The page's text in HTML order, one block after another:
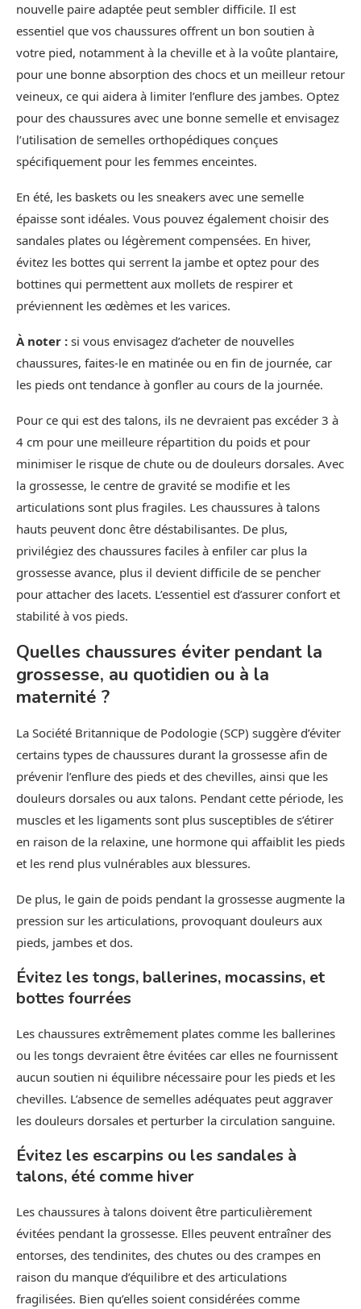
nouvelle paire adaptée peut sembler difficile. Il est
essentiel que vos chaussures offrent un bon soutien à
votre pied, notamment à la cheville et à la voûte plantaire,
pour une bonne absorption des chocs et un meilleur retour
veineux, ce qui aidera à limiter l’enflure des jambes. Optez
pour des chaussures avec une bonne semelle et envisagez
l’utilisation de semelles orthopédiques conçues
spécifiquement pour les femmes enceintes.
En été, les baskets ou les sneakers avec une semelle
épaisse sont idéales. Vous pouvez également choisir des
sandales plates ou légèrement compensées. En hiver,
évitez les bottes qui serrent la jambe et optez pour des
bottines qui permettent aux mollets de respirer et
préviennent les œdèmes et les varices.
À noter : si vous envisagez d’acheter de nouvelles
chaussures, faites-le en matinée ou en fin de journée, car
les pieds ont tendance à gonfler au cours de la journée.
Pour ce qui est des talons, ils ne devraient pas excéder 3 à
4 cm pour une meilleure répartition du poids et pour
minimiser le risque de chute ou de douleurs dorsales. Avec
la grossesse, le centre de gravité se modifie et les
articulations sont plus fragiles. Les chaussures à talons
hauts peuvent donc être déstabilisantes. De plus,
privilégiez des chaussures faciles à enfiler car plus la
grossesse avance, plus il devient difficile de se pencher
pour attacher des lacets. L’essentiel est d’assurer confort et
stabilité à vos pieds.
Quelles chaussures éviter pendant la
grossesse, au quotidien ou à la
maternité ?
La Société Britannique de Podologie (SCP) suggère d’éviter
certains types de chaussures durant la grossesse afin de
prévenir l’enflure des pieds et des chevilles, ainsi que les
douleurs dorsales ou aux talons. Pendant cette période, les
muscles et les ligaments sont plus susceptibles de s’étirer
en raison de la relaxine, une hormone qui affaiblit les pieds
et les rend plus vulnérables aux blessures.
De plus, le gain de poids pendant la grossesse augmente la
pression sur les articulations, provoquant douleurs aux
pieds, jambes et dos.
Évitez les tongs, ballerines, mocassins, et
bottes fourrées
Les chaussures extrêmement plates comme les ballerines
ou les tongs devraient être évitées car elles ne fournissent
aucun soutien ni équilibre nécessaire pour les pieds et les
chevilles. L’absence de semelles adéquates peut aggraver
les douleurs dorsales et perturber la circulation sanguine.
Évitez les escarpins ou les sandales à
talons, été comme hiver
Les chaussures à talons doivent être particulièrement
évitées pendant la grossesse. Elles peuvent entraîner des
entorses, des tendinites, des chutes ou des crampes en
raison du manque d’équilibre et des articulations
fragilisées. Bien qu’elles soient considérées comme